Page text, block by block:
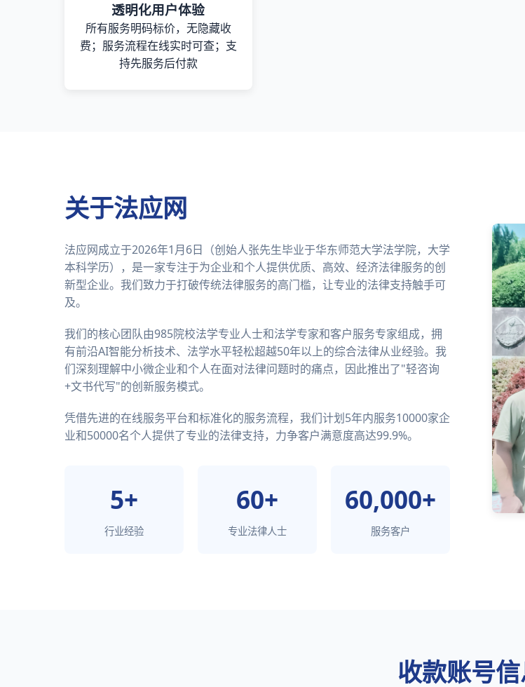
透明化用户体验
所有服务明码标价，无隐藏收
费；服务流程在线实时可查；支
持先服务后付款
关于法应网
法应网成立于2026年1月6日（创始人张先生毕业于华东师范大学法学院，大学
本科学历），是一家专注于为企业和个人提供优质、高效、经济法律服务的创
新型企业。我们致力于打破传统法律服务的高门槛，让专业的法律支持触手可
及。
我们的核心团队由985院校法学专业人士和法学专家和客户服务专家组成，拥
有前沿AI智能分析技术、法学水平轻松超越50年以上的综合法律从业经验。我
们深刻理解中小微企业和个人在面对法律问题时的痛点，因此推出了"轻咨询
+文书代写"的创新服务模式。
凭借先进的在线服务平台和标准化的服务流程，我们计划5年内服务10000家企
业和50000名个人提供了专业的法律支持，力争客户满意度高达99.9%。
5+
行业经验
60+
专业法律人士
60,000+
服务客户
收款账号